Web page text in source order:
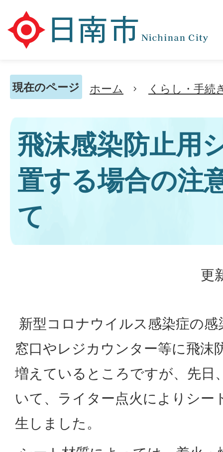
現在のページ ホーム くらし・手続
飛沫感染防止用
置する場合の注
て
更
新型コロナウイルス感染症の
窓口やレジカウンター等に飛沫
増えているところですが、先日
いて、ライター点火によりシー
生しました。